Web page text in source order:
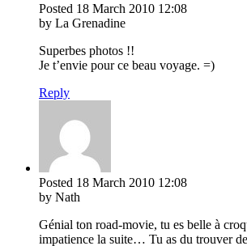
Posted 18 March 2010 12:08
by La Grenadine
Superbes photos !!
Je t’envie pour ce beau voyage. =)
Reply
Posted 18 March 2010 12:08
by Nath
Génial ton road-movie, tu es belle à
impatience la suite… Tu as du trouver